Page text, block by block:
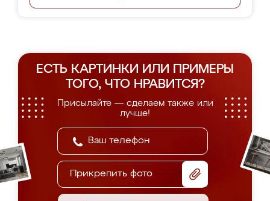
ЕСТЬ КАРТИНКИ ИЛИ ПРИМЕРЫ
ТОГО, ЧТО НРАВИТСЯ?
Присылайте — сделаем также или
лучше!
Прикрепить фото